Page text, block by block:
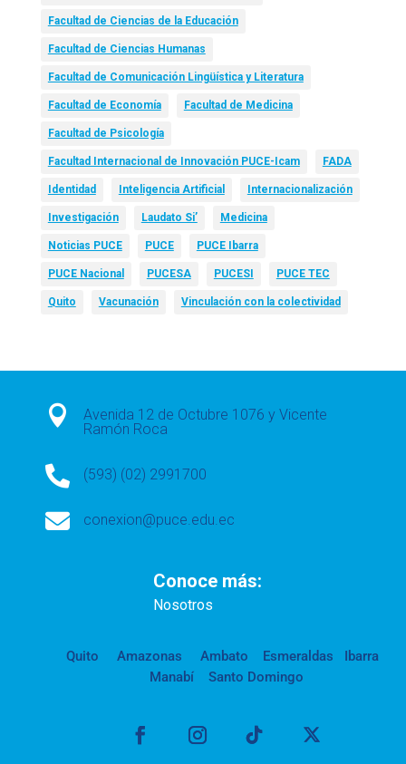
Facultad de Ciencias de la Educación
Facultad de Ciencias Humanas
Facultad de Comunicación Lingüística y Literatura
Facultad de Economía Facultad de Medicina
Facultad de Psicología
Facultad Internacional de Innovación PUCE-Icam FADA
Identidad Inteligencia Artificial Internacionalización
Investigación Laudato Si’ Medicina
Noticias PUCE PUCE PUCE Ibarra
PUCE Nacional PUCESA PUCESI PUCE TEC
Quito Vacunación Vinculación con la colectividad

Avenida 12 de Octubre 1076 y Vicente
Ramón Roca
 (593) (02) 2991700
 conexion@puce.edu.ec
Conoce más:
Nosotros
Quito Amazonas Ambato Esmeraldas
Ibarra
Manabí
Santo Domingo